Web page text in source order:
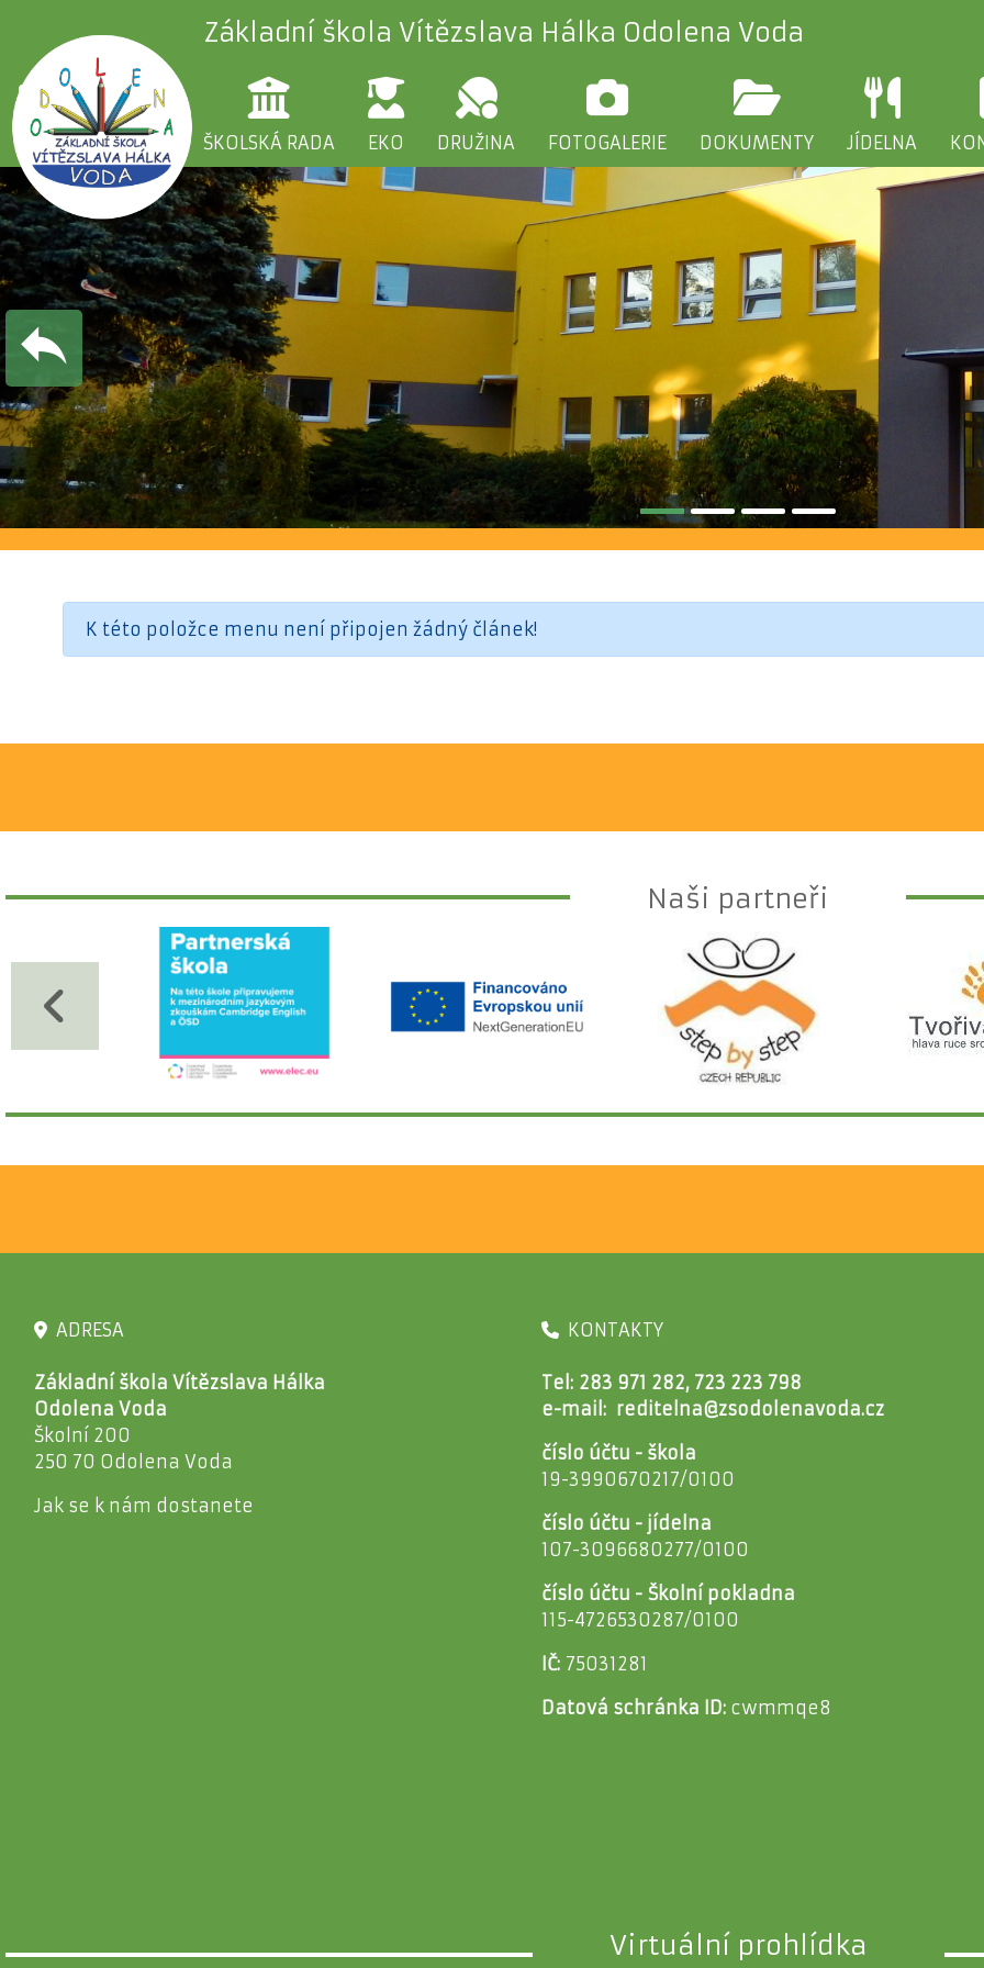
Základní škola Vítězslava Hálka Odolena Voda
ŠKOLA RODIČE ŠKOLSKÁ RADA EKO DRUŽINA FOTOGALERIE DOKUMENTY JÍDELNA
K této položce menu není připojen žádný článek!
Naši partneři
ADRESA
Základní škola Vítězslava Hálka
Odolena Voda
Školní 200
250 70 Odolena Voda
Jak se k nám dostanete
KONTAKTY
Tel: 283 971 282, 723 223 798
e-mail: reditelna@zsodolenavoda.cz
číslo účtu - škola
19-3990670217/0100
číslo účtu - jídelna
107-3096680277/0100
číslo účtu - Školní pokladna
115-4726530287/0100
IČ: 75031281
Datová schránka ID: cwmmqe8
Virtuální prohlídka